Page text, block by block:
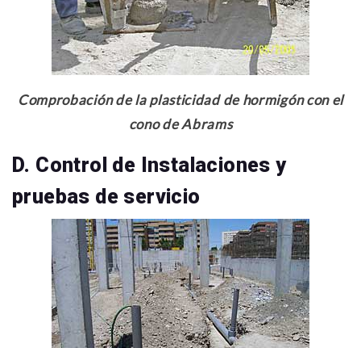
Comprobación de la plasticidad de hormigón con el
cono de Abrams
D. Control de Instalaciones y
pruebas de servicio